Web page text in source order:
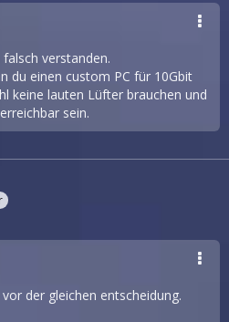
verstanden.
du einen custom PC für 10Gbit
keine lauten Lüfter brauchen und
sein.
der gleichen entscheidung.